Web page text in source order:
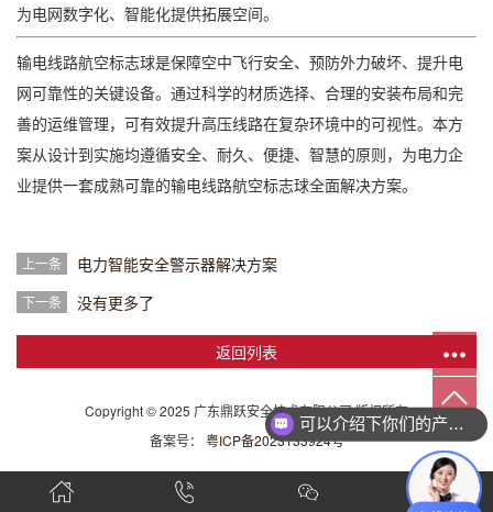
为电网数字化、智能化提供拓展空间。
输电线路航空标志球是保障空中飞行安全、预防外力破坏、提升电
网可靠性的关键设备。通过科学的材质选择、合理的安装布局和完
善的运维管理，可有效提升高压线路在复杂环境中的可视性。本方
案从设计到实施均遵循安全、耐久、便捷、智慧的原则，为电力企
业提供一套成熟可靠的输电线路航空标志球全面解决方案。
上一条 电力智能安全警示器解决方案
下一条 没有更多了
返回列表
Copyright © 2025 广东鼎跃安全技术有限公司 版权所有
备案号：
粤ICP备2023133924号
可以介绍下你们的产品么